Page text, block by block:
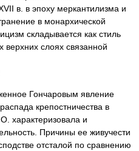
в. в эпоху меркантилизма и
в монархической
складывается как стиль
верхних слоях связанной
Гончаровым явление
крепостничества в
характеризовала и
Причины ее живучести
отсталой по сравнению